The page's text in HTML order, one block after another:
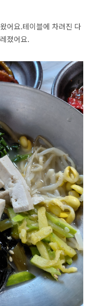
어요.테이블에 차려진 다
졌어요.